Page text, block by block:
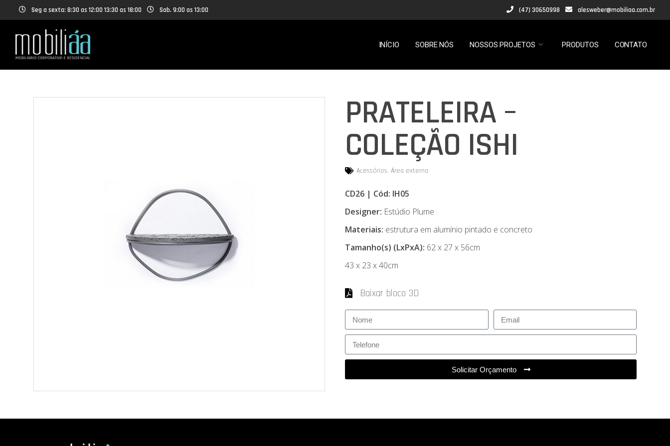
Seg a sexta: 8:30 as 12:00 13:30 as 18:00 Sab. 9:00 as 13:00 (47) 30650998 alesweber@mobiliaa.com.br
INÍCIO SOBRE NÓS NOSSOS PROJETOS PRODUTOS CONTATO
PRATELEIRA –
COLEÇÃO ISHI
Acessórios, Área externa
CD26 | Cód: IH05
Designer: Estúdio Plume
Materiais: estrutura em alumínio pintado e concreto
Tamanho(s) (LxPxA): 62 x 27 x 56cm
43 x 23 x 40cm
Baixar bloco 3D
Solicitar Orçamento